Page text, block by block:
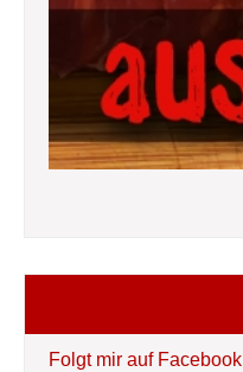
Folgt mir auf Facebook